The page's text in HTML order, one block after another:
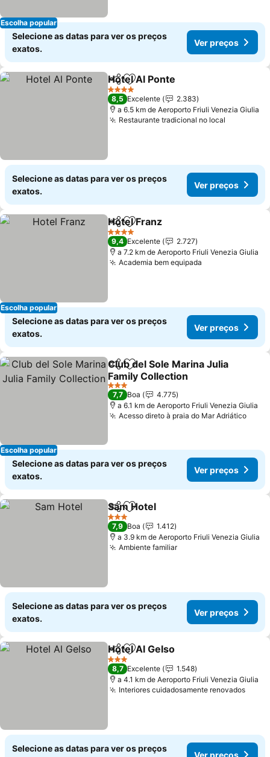
Escolha popular
Selecione as datas para ver os preços
exatos.
Ver preços
PartilharAdicionar aos favoritos
Hotel Al Ponte
4 Estrelas
8,5 Excelente
2.383
a 6.5 km de Aeroporto Friuli Venezia Giulia
Restaurante tradicional no local
Selecione as datas para ver os preços
exatos.
Ver preços
Escolha popular
PartilharAdicionar aos favoritos
Hotel Franz
4 Estrelas
9,4 Excelente
2.727
a 7.2 km de Aeroporto Friuli Venezia Giulia
Academia bem equipada
Selecione as datas para ver os preços
exatos.
Ver preços
Escolha popular
PartilharAdicionar aos favoritos
Club del Sole Marina Julia
Family Collection
Ver preços
3 Estrelas
7,7 Boa
4.775
a 6.1 km de Aeroporto Friuli Venezia Giulia
Acesso direto à praia do Mar AdriáticoVer
Selecione as datas para ver os preços
exatos.
Ver preços
PartilharAdicionar aos favoritos
Sam Hotel
3 Estrelas
7,9 Boa
1.412
a 3.9 km de Aeroporto Friuli Venezia Giulia
Ambiente familiarVer preços
Selecione as datas para ver os preços
exatos.
Ver preços
PartilharAdicionar aos favoritos
Hotel Al Gelso
3 Estrelas
8,7 Excelente
1.548
a 4.1 km de Aeroporto Friuli Venezia Giulia
Interiores cuidadosamente renovadosVer
Selecione as datas para ver os preços
Ver preços